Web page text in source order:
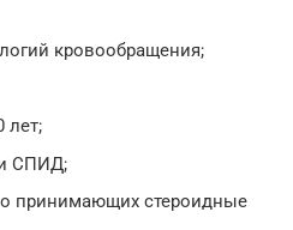
кровообращения;
лет;
СПИД;
принимающих стероидные